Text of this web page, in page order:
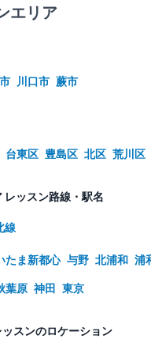
エリア
川口市 蕨市
台東区 豊島区 北区 荒川区
レッスン路線・駅名
線
たま新都心 与野 北浦和 浦
葉原 神田 東京
スンのロケーション